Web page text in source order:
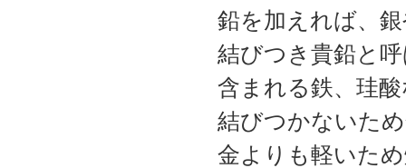
鉛を加えれば、
結びつき貴鉛と
含まれる鉄、珪
結びつかないた
金よりも軽いた